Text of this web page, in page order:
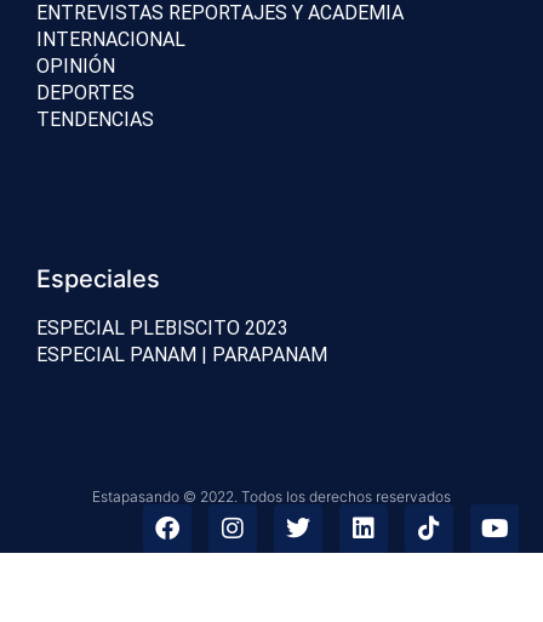
ENTREVISTAS REPORTAJES Y ACADEMIA
INTERNACIONAL
OPINIÓN
DEPORTES
TENDENCIAS
Especiales
ESPECIAL PLEBISCITO 2023
ESPECIAL PANAM | PARAPANAM
Estapasando © 2022. Todos los derechos reservados